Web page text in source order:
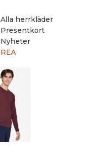
Alla herrkläder
Presentkort
Nyheter
REA